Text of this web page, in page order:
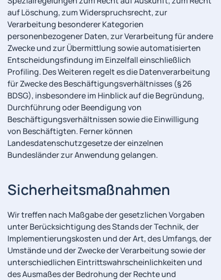
auf Löschung, zum Widerspruchsrecht, zur
Verarbeitung besonderer Kategorien
personenbezogener Daten, zur Verarbeitung für andere
Zwecke und zur Übermittlung sowie automatisierten
Entscheidungsfindung im Einzelfall einschließlich
Profiling. Des Weiteren regelt es die Datenverarbeitung
für Zwecke des Beschäftigungsverhältnisses (§ 26
BDSG), insbesondere im Hinblick auf die Begründung,
Durchführung oder Beendigung von
Beschäftigungsverhältnissen sowie die Einwilligung
von Beschäftigten. Ferner können
Landesdatenschutzgesetze der einzelnen
Bundesländer zur Anwendung gelangen.
Sicherheitsmaßnahmen
Wir treffen nach Maßgabe der gesetzlichen Vorgaben
unter Berücksichtigung des Stands der Technik, der
Implementierungskosten und der Art, des Umfangs, der
Umstände und der Zwecke der Verarbeitung sowie der
unterschiedlichen Eintrittswahrscheinlichkeiten und
des Ausmaßes der Bedrohung der Rechte und